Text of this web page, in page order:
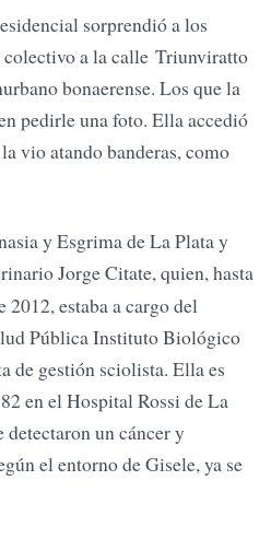
sorprendió a los
a la calle Triunviratto
bonaerense. Los que la
pedirle una foto. Ella accedió
vio atando banderas, como
y Esgrima de La Plata y
Jorge Citate, quien, hasta
estaba a cargo del
Pública Instituto Biológico
de gestión sciolista. Ella es
en el Hospital Rossi de La
detectaron un cáncer y
el entorno de Gisele, ya se